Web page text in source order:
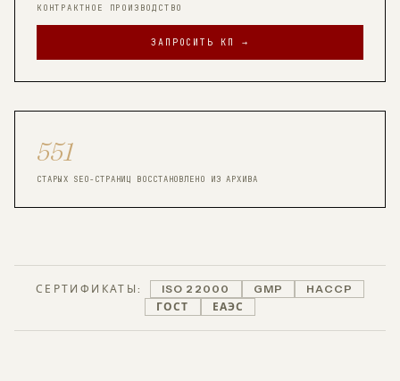
КОНТРАКТНОЕ ПРОИЗВОДСТВО
ЗАПРОСИТЬ КП →
551
СТАРЫХ SEO-СТРАНИЦ ВОССТАНОВЛЕНО ИЗ АРХИВА
СЕРТИФИКАТЫ: ISO 22000 GMP
HACCP
ГОСТ
ЕАЭС